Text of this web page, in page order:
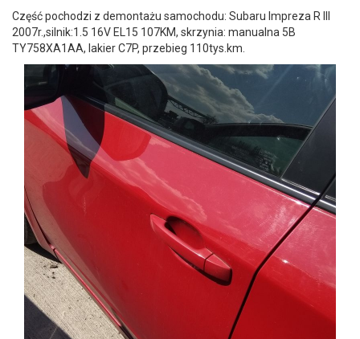
Część pochodzi z demontażu samochodu: Subaru Impreza R III
2007r.,silnik:1.5 16V EL15 107KM, skrzynia: manualna 5B
TY758XA1AA, lakier C7P, przebieg 110tys.km.